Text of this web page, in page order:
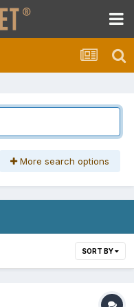
More search options
SORT BY